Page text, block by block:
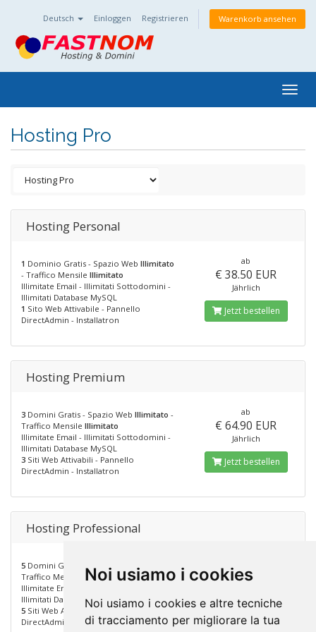
Noi usiamo i cookies
Noi usiamo i cookies e altre tecniche
di tracciamento per migliorare la tua
Deutsch Einloggen Registrieren Warenkorb ansehen
Hosting Pro
Hosting Personal
1 Dominio Gratis - Spazio Web Illimitato
- Traffico Mensile Illimitato
Illimitate Email - Illimitati Sottodomini -
Illimitati Database MySQL
1 Sito Web Attivabile - Pannello
DirectAdmin - Installatron
ab
€ 38.50 EUR
Jährlich
Jetzt bestellen
Hosting Premium
3 Domini Gratis - Spazio Web Illimitato -
Traffico Mensile Illimitato
Illimitate Email - Illimitati Sottodomini -
Illimitati Database MySQL
3 Siti Web Attivabili - Pannello
DirectAdmin - Installatron
ab
€ 64.90 EUR
Jährlich
Jetzt bestellen
Hosting Professional
5 Domini Gratis - Spazio Web Illimitato
Traffico Mensile
Illimitato
Illimitate Email - Illimitati Sottodomini -
Illimitati Database MySQL
5 Siti Web Attivabili - Pannello
DirectAdmin - Installatron
€ 110.00 EUR